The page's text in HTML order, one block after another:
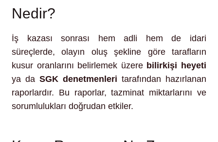
Nedir?
İş kazası sonrası hem adli hem de idari
süreçlerde, olayın oluş şekline göre tarafların
kusur oranlarını belirlemek üzere bilirkişi heyeti
ya da SGK denetmenleri tarafından hazırlanan
raporlardır. Bu raporlar, tazminat miktarlarını ve
sorumlulukları doğrudan etkiler.